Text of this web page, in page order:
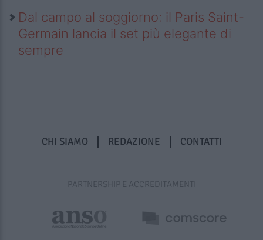
Dal campo al soggiorno: il Paris Saint-
Germain lancia il set più elegante di
sempre
CHI SIAMO REDAZIONE CONTATTI
PARTNERSHIP E ACCREDITAMENTI